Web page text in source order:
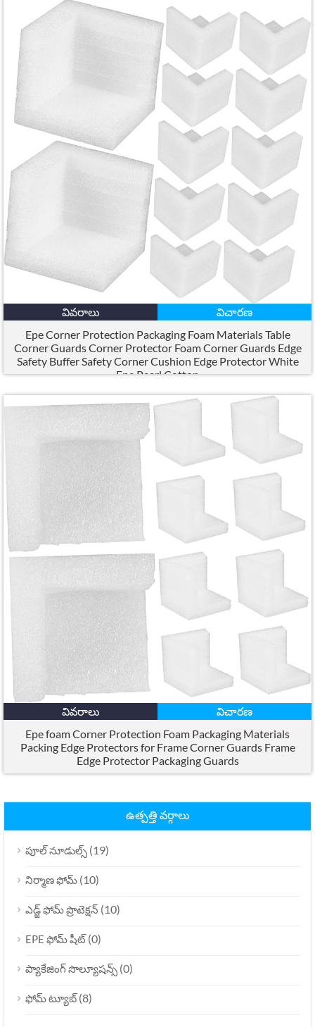
వివరాలు
విచారణ
Epe Corner Protection Packaging Foam Materials Table
Corner Guards Corner Protector Foam Corner Guards Edge
Safety Buffer Safety Corner Cushion Edge Protector White
Epe Pearl Cotton
వివరాలు
విచారణ
Epe foam Corner Protection Foam Packaging Materials
Packing Edge Protectors for Frame Corner Guards Frame
Edge Protector Packaging Guards
ఉత్పత్తి వర్గాలు
పూల్ నూడుల్స్ (19)
నిర్మాణ ఫోమ్ (10)
ఎడ్జ్ ఫోమ్ ప్రొటెక్షన్ (10)
EPE ఫోమ్ షీట్(0)
ప్యాకేజింగ్ సొల్యూషన్స్ (0)
ఫోమ్ ట్యూబ్(8)